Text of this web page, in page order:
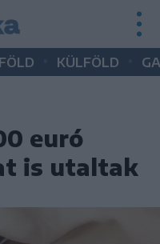
KÜLFÖLD
euró
is utaltak